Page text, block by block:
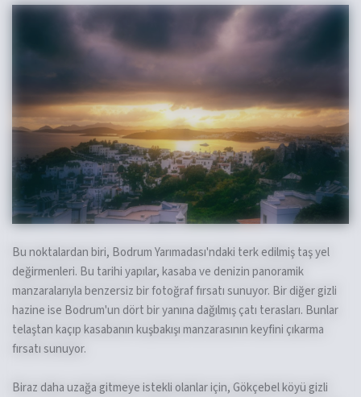
Bu noktalardan biri, Bodrum Yarımadası'ndaki terk edilmiş taş yel
değirmenleri. Bu tarihi yapılar, kasaba ve denizin panoramik
manzaralarıyla benzersiz bir fotoğraf fırsatı sunuyor. Bir diğer gizli
hazine ise Bodrum'un dört bir yanına dağılmış çatı terasları. Bunlar
telaştan kaçıp kasabanın kuşbakışı manzarasının keyfini çıkarma
fırsatı sunuyor.
Biraz daha uzağa gitmeye istekli olanlar için, Gökçebel köyü gizli